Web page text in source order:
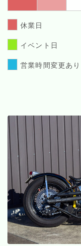
休業日
イベント日
営業時間変更あり